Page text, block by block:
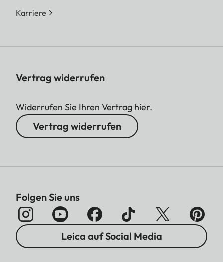
Karriere
Vertrag widerrufen
Widerrufen Sie Ihren Vertrag hier.
Vertrag widerrufen
Folgen Sie uns
Leica auf Social Media